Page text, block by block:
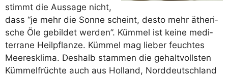
stimmt die Aus­sa­ge nicht,
dass “je mehr die Son­ne scheint, des­to mehr äthe­ri­
sche Öle gebil­det wer­den”. Küm­mel ist kei­ne medi­
ter­ra­ne Heil­pflan­ze. Küm­mel mag lie­ber feuch­tes
Mee­res­kli­ma. Des­halb stam­men die gehalt­volls­ten
Küm­mel­früch­te auch aus Hol­land, Nord­deutsch­land